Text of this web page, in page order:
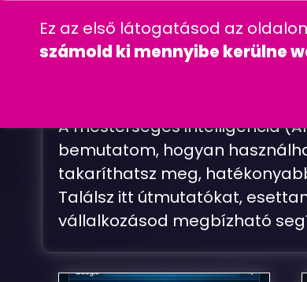
A mesterséges intelligencia
bemutatom, hogyan
takaríthatsz meg,
Találsz itt útmutatókat,
vállalkozásod megbízható
Ez az első látogatásod az
számold ki mennyibe kerülne